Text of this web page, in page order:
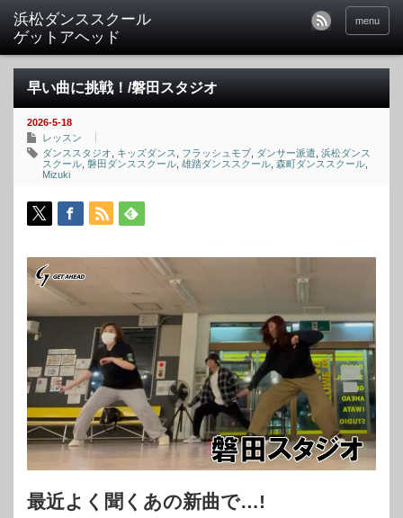
menu
早い曲に挑戦！/磐田スタジオ
2026-5-18
レッスン
ダンススタジオ
キッズダンス フラッシュモブ ダンサー派遣 浜松ダンス
スクール 磐田ダンススクール 雄踏ダンススクール 森町ダンススクール
Mizuki
最近よく聞くあの新曲で…!